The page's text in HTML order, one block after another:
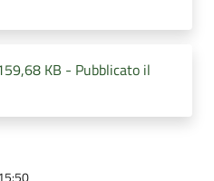
KB - Pubblicato il